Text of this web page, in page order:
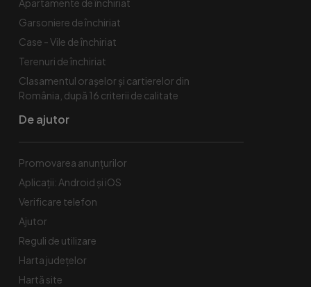
Garsoniere de închiriat
Case - Vile de închiriat
Terenuri de închiriat
Clasamentul orașelor și cartierelor din
România, după 16 criterii de calitate
De ajutor
Promovarea anunțurilor
Aplicații: Android și iOS
Verificare telefon
Ajutor
Reguli de utilizare
Harta județelor
Hartă site